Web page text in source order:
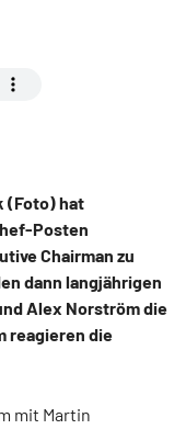
(Foto) hat
Posten
Chairman zu
dann langjährigen
Alex Norström die
reagieren die
mit Martin